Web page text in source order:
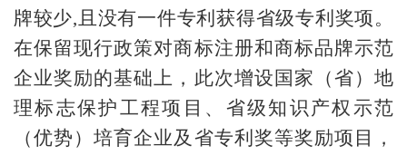
牌较少,且没有一件专利获得省级专利奖项。
在保留现行政策对商标注册和商标品牌示范
企业奖励的基础上，此次增设国家（省）地
理标志保护工程项目、省级知识产权示范
（优势）培育企业及省专利奖等奖励项目，